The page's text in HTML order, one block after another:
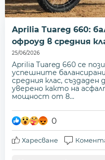
Aprilia Tuareg 660:
офроуд в средния
25/06/2026
Aprilia Tuareg 660 се
успешните
средния клас, създаден
уверено както на
мощност от 8...
0
Харесване